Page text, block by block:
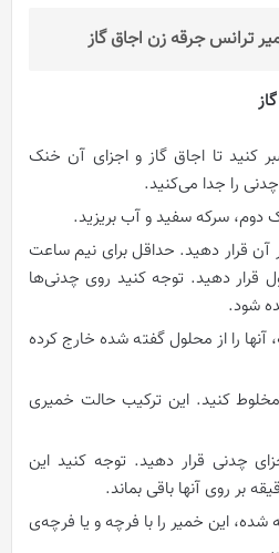
ترانس جرقه زن اجاق گاز
کنید تا اجاق‌ گاز و اجزای آن خنک
را جدا می‌کنید.
دوم، سرکه سفید و آب بریزید.
قرار دهید. حداقل برای نیم ساعت
قرار دهید. توجه کنید روی چدنی‌ها
شود.
۳۰ دقیقه، آنها را از محلول گفته‌ شده خارج کرده
کنید. این ترکیب حالت خمیری
چدنی قرار دهید. توجه کنید این
این خمیر را با فرچه و یا فرچه‌ی